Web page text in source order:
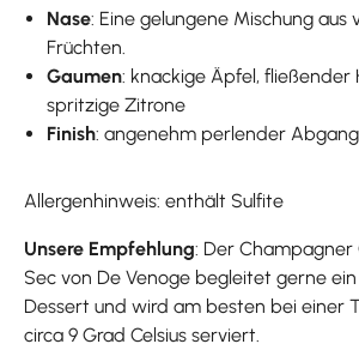
Nase: Eine gelungene Mischung aus
Früchten.
Gaumen: knackige Äpfel, fließender
spritzige Zitrone
Finish: angenehm perlender Abgang
Allergenhinweis: enthält Sulfite
Unsere Empfehlung: Der Champagner
Sec von De Venoge begleitet gerne
Dessert und wird am besten bei einer
circa 9 Grad Celsius serviert.